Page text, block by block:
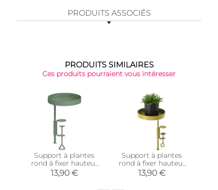
PRODUITS ASSOCIÉS
PRODUITS SIMILAIRES
Ces produits pourraient vous intéresser
Support à plantes
rond à fixer hauteur
réglable vert (20.9 x 14
cm)
13,90 €
Support à plantes
rond à fixer hauteur
réglable doré (20.9 x
14 cm)
13,90 €